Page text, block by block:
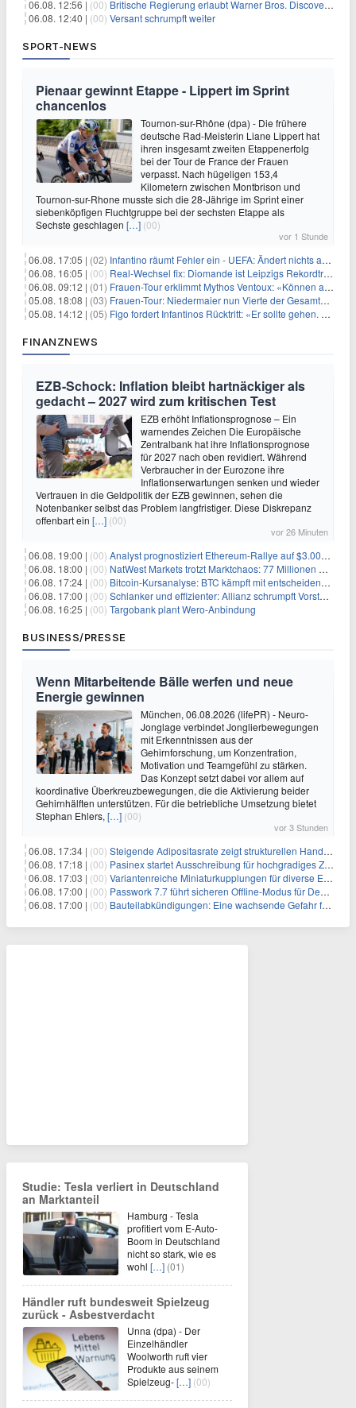
06.08. 12:56 | (00) Britische Regierung erlaubt Warner Bros. Discovery-Übernahme
06.08. 12:40 | (00) Versant schrumpft weiter
SPORT-NEWS
Pienaar gewinnt Etappe - Lippert im Sprint
chancenlos
Tournon-sur-Rhône (dpa) - Die frühere
deutsche Rad-Meisterin Liane Lippert hat
ihren insgesamt zweiten Etappenerfolg
bei der Tour de France der Frauen
verpasst. Nach hügeligen 153,4
Kilometern zwischen Montbrison und
Tournon-sur-Rhone musste sich die 28-Jährige im Sprint einer
siebenköpfigen Fluchtgruppe bei der sechsten Etappe als
Sechste geschlagen […] (00)
vor 1 Stunde
06.08. 17:05 | (02) Infantino räumt Fehler ein - UEFA: Ändert nichts an Boykott
06.08. 16:05 | (00) Real-Wechsel fix: Diomande ist Leipzigs Rekordtransfer
06.08. 09:12 | (01) Frauen-Tour erklimmt Mythos Ventoux: «Können alles schaffen»
05.08. 18:08 | (03) Frauen-Tour: Niedermaier nun Vierte der Gesamtwertung
05.08. 14:12 | (05) Figo fordert Infantinos Rücktritt: «Er sollte gehen. Jetzt»
FINANZNEWS
EZB-Schock: Inflation bleibt hartnäckiger als
gedacht – 2027 wird zum kritischen Test
EZB erhöht Inflationsprognose – Ein
warnendes Zeichen Die Europäische
Zentralbank hat ihre Inflationsprognose
für 2027 nach oben revidiert. Während
Verbraucher in der Eurozone ihre
Inflationserwartungen senken und wieder
Vertrauen in die Geldpolitik der EZB gewinnen, sehen die
Notenbanker selbst das Problem langfristiger. Diese Diskrepanz
offenbart ein […] (00)
vor 26 Minuten
06.08. 19:00 | (00) Analyst prognostiziert Ethereum-Rallye auf $3.000 nach entscheidendem On-Chain-Ausbruch
06.08. 18:00 | (00) NatWest Markets trotzt Marktchaos: 77 Millionen Pfund Gewinn im ersten Halbjahr
06.08. 17:24 | (00) Bitcoin-Kursanalyse: BTC kämpft mit entscheidender $65K-Hürde, während sich ein Liquidationscluster aufbaut
06.08. 17:00 | (00) Schlanker und effizienter: Allianz schrumpft Vorstand auf 8 Köpfe – das steckt dahinter
06.08. 16:25 | (00) Targobank plant Wero-Anbindung
BUSINESS/PRESSE
Wenn Mitarbeitende Bälle werfen und neue
Energie gewinnen
München, 06.08.2026 (lifePR) - Neuro-
Jonglage verbindet Jonglierbewegungen
mit Erkenntnissen aus der
Gehirnforschung, um Konzentration,
Motivation und Teamgefühl zu stärken.
Das Konzept setzt dabei vor allem auf
koordinative Überkreuzbewegungen, die die Aktivierung beider
Gehirnhälften unterstützen. Für die betriebliche Umsetzung bietet
Stephan Ehlers, […] (00)
vor 3 Stunden
06.08. 17:34 | (00) Steigende Adipositasrate zeigt strukturellen Handlungsbedarf bei der Ernährung schulpflichtiger Kinder
06.08. 17:18 | (00) Pasinex startet Ausschreibung für hochgradiges Zinksulfidkonzentrat mit Germanium- und Silbergehalten und stellt ein Betriebsupdate bereit
06.08. 17:03 | (00) Variantenreiche Miniaturkupplungen für diverse Einsatzbereiche
06.08. 17:00 | (00) Passwork 7.7 führt sicheren Offline-Modus für Desktop- und Mobile-Apps ein
06.08. 17:00 | (00) Bauteilabkündigungen: Eine wachsende Gefahr für industrielle Elektroniksysteme
Studie: Tesla verliert in Deutschland
an Marktanteil
Hamburg - Tesla
profitiert vom E-Auto-
Boom in Deutschland
nicht so stark, wie es
wohl […] (01)
Händler ruft bundesweit Spielzeug
zurück - Asbestverdacht
Unna (dpa) - Der
Einzelhändler
Woolworth ruft vier
Produkte aus seinem
Spielzeug-[…] (00)